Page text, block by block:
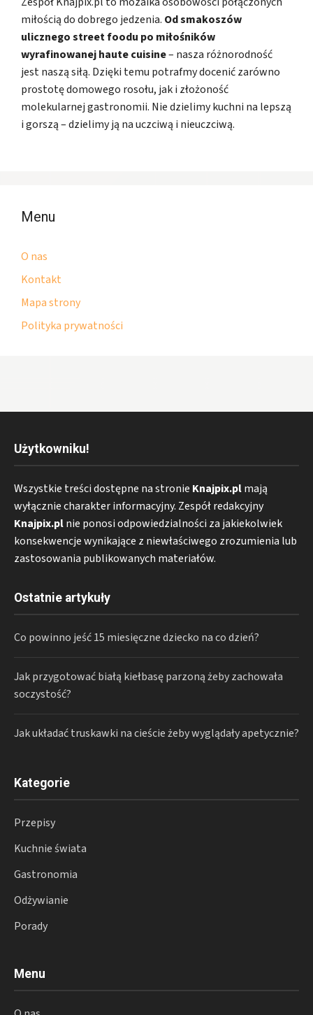
miłością do dobrego jedzenia. Od smakoszów
ulicznego street foodu po miłośników
wyrafinowanej haute cuisine– nasza różnorodność
jest naszą siłą. Dzięki temu potrafmy docenić zarówno
prostotę domowego rosołu, jak i złożoność
molekularnej gastronomii. Nie dzielimy kuchni na lepszą
i gorszą – dzielimy ją na uczciwą i nieuczciwą.
Menu
O nas
Kontakt
Mapa strony
Polityka prywatności
Użytkowniku!
Wszystkie treści dostępne na stronie Knajpix.plmają
wyłącznie charakter informacyjny. Zespół redakcyjny
Knajpix.plnie ponosi odpowiedzialności za jakiekolwiek
konsekwencje wynikające z niewłaściwego zrozumienia lub
zastosowania publikowanych materiałów.
Ostatnie artykuły
Co powinno jeść 15 miesięczne dziecko na co dzień?
Jak przygotować białą kiełbasę parzoną żeby zachowała
soczystość?
Jak układać truskawki na cieście żeby wyglądały apetycznie?
Kategorie
Przepisy
Kuchnie świata
Gastronomia
Odżywianie
Porady
Menu